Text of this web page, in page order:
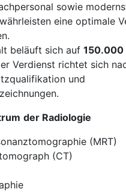
sowie
eine optimale
beläuft sich auf
Verdienst richtet sich
und
der Radiologie
(MRT)
(CT)